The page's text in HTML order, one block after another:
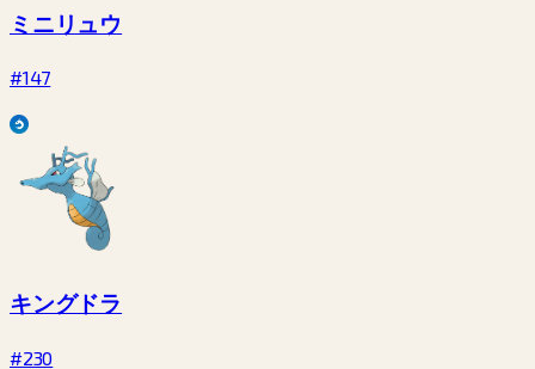
ミニリュウ
#147
キングドラ
#230